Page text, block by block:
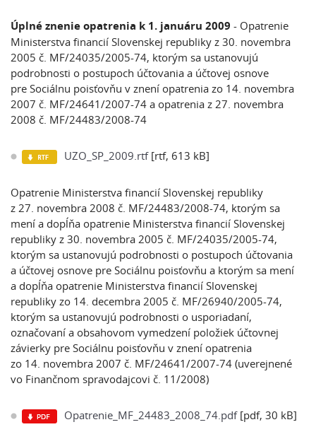
Úplné znenie opatrenia k 1. januáru 2009 - Opatrenie
Ministerstva financií Slovenskej republiky z 30. novembra
2005 č. MF/24035/2005-74, ktorým sa ustanovujú
podrobnosti o postupoch účtovania a účtovej osnove
pre Sociálnu poisťovňu v znení opatrenia zo 14. novembra
2007 č. MF/24641/2007-74 a opatrenia z 27. novembra
2008 č. MF/24483/2008-74
UZO_SP_2009.rtf[rtf, 613 kB]
Opatrenie Ministerstva financií Slovenskej republiky
z 27. novembra 2008 č. MF/24483/2008-74, ktorým sa
mení a dopĺňa opatrenie Ministerstva financií Slovenskej
republiky z 30. novembra 2005 č. MF/24035/2005-74,
ktorým sa ustanovujú podrobnosti o postupoch účtovania
a účtovej osnove pre Sociálnu poisťovňu a ktorým sa mení
a dopĺňa opatrenie Ministerstva financií Slovenskej
republiky zo 14. decembra 2005 č. MF/26940/2005-74,
ktorým sa ustanovujú podrobnosti o usporiadaní,
označovaní a obsahovom vymedzení položiek účtovnej
závierky pre Sociálnu poisťovňu v znení opatrenia
zo 14. novembra 2007 č. MF/24641/2007-74 (uverejnené
vo Finančnom spravodajcovi č. 11/2008)
Opatrenie_MF_24483_2008_74.pdf[pdf, 30 kB]